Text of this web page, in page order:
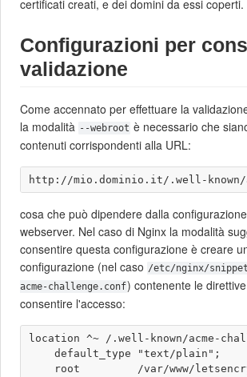
certificati creati, e dei domini da essi coperti.
Configurazioni per
validazione
Come accennato per effettuare la
la modalità --webroot è necessario che
contenuti corrispondenti alla URL:
cosa che può dipendere dalla
webserver. Nel caso di Nginx la modalità
consentire questa configurazione è creare
configurazione (nel caso /etc/nginx/
acme-challenge.conf) contenente le
consentire l'accesso:
location ^~ /.well-known/acme-
    default_type "text/plain";
root         /var/www/